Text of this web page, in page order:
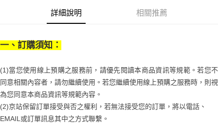
台新國際商業銀行
中國信託商業銀行
台灣樂天信用卡公司
相關說明
2.付款方式選擇「大哥付你分期」，訂單成立後會自動跳轉到大哥付的交易
流程，驗證手機門號後，選擇欲分期的期數、繳款截止日，確認付款後即完
成交易。
3.實際核准額度、可分期數及費用金額請依後續交易確認頁面所載為準。
4.訂單成立30分鐘內，如未前往確認交易或遇審核未通過，訂單將自動取
消。如遇「轉專審核」未通過狀況，表示未達大哥付你分期系統評分，恕無
相關說明
【關於「AFTEE先享後付」】
AFTEE先享後付是「在收到商品之後才付款」的支付方式。 讓您購物簡單
便利好安心！
１．簡單：不需註冊會員、不需綁卡、不需儲值。
２．便利：只要手機號碼，簡訊認證，即可結帳。
ATM付款
運送方式
詳細說明 相關推薦
一、訂購須知：
(1)當您使用線上預購之服務前，請優先閱讀本商品資訊等規範。若您不
同意相關內容者，請勿繼續使用。若您繼續使用線上預購之服務時，則視
為您同意本商品資訊等規範內容。
(2)京站保留訂單接受與否之權利，若無法接受您的訂單，將以電話、
EMAIL或訂單訊息其中之方式聯繫。